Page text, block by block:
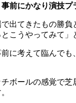
前にかなり演技プ
てきたもの勝
うやってみて」
に考えて臨んで
ールの感覚で